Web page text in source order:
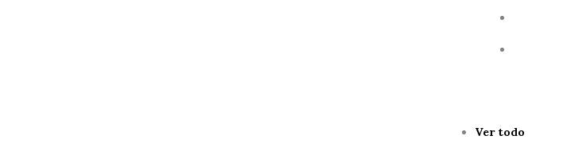
Ver todo